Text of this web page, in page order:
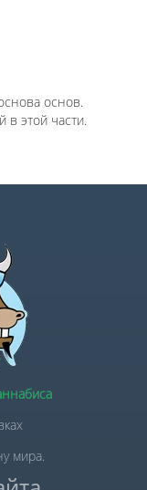
основ.
этой части.
мира.